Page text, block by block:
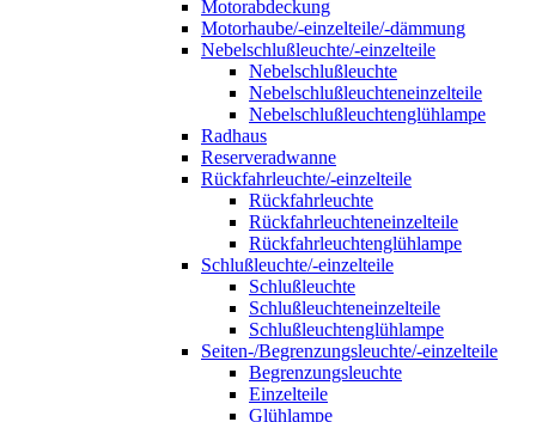
Motorabdeckung
Motorhaube/-einzelteile/-dämmung
Nebelschlußleuchte/-einzelteile
Nebelschlußleuchte
Nebelschlußleuchteneinzelteile
Nebelschlußleuchtenglühlampe
Radhaus
Reserveradwanne
Rückfahrleuchte/-einzelteile
Rückfahrleuchte
Rückfahrleuchteneinzelteile
Rückfahrleuchtenglühlampe
Schlußleuchte/-einzelteile
Schlußleuchte
Schlußleuchteneinzelteile
Schlußleuchtenglühlampe
Seiten-/Begrenzungsleuchte/-einzelteile
Begrenzungsleuchte
Einzelteile
Glühlampe